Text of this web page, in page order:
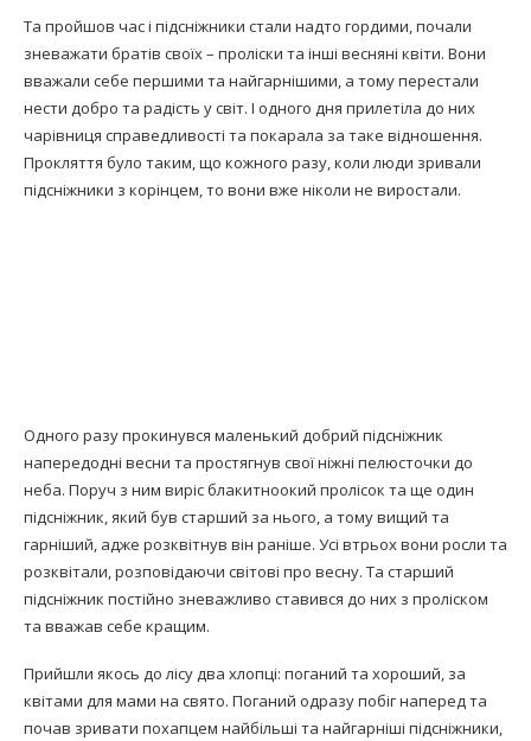
Та пройшов час і підсніжники стали надто гордими, почали
зневажати братів своїх – проліски та інші весняні квіти. Вони
вважали себе першими та найгарнішими, а тому перестали
нести добро та радість у світ. І одного дня прилетіла до них
чарівниця справедливості та покарала за таке відношення.
Прокляття було таким, що кожного разу, коли люди зривали
підсніжники з корінцем, то вони вже ніколи не виростали.
Одного разу прокинувся маленький добрий підсніжник
напередодні весни та простягнув свої ніжні пелюсточки до
неба. Поруч з ним виріс блакитноокий пролісок та ще один
підсніжник, який був старший за нього, а тому вищий та
гарніший, адже розквітнув він раніше. Усі втрьох вони росли та
розквітали, розповідаючи світові про весну. Та старший
підсніжник постійно зневажливо ставився до них з проліском
та вважав себе кращим.
Прийшли якось до лісу два хлопці: поганий та хороший, за
квітами для мами на свято. Поганий одразу побіг наперед та
почав зривати похапцем найбільші та найгарніші підсніжники,